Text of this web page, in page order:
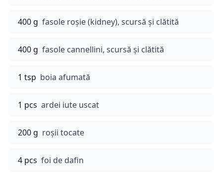
400 g fasole roșie (kidney), scursă și clătită
400 g fasole cannellini, scursă și clătită
1 tsp boia afumată
1 pcs ardei iute uscat
200 g roșii tocate
4 pcs foi de dafin